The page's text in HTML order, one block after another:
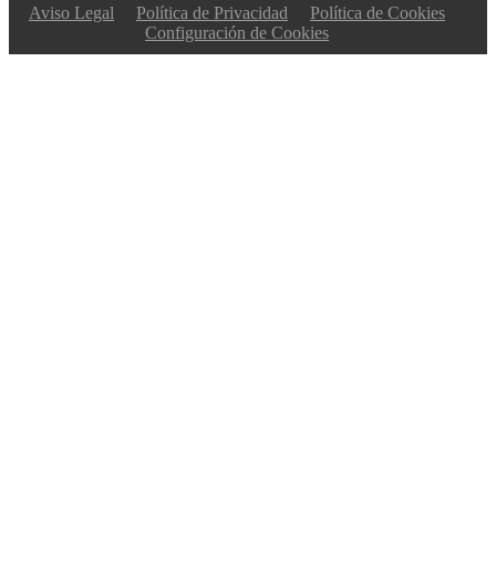
Aviso Legal Política de Privacidad
Política de Cookies
Configuración de Cookies